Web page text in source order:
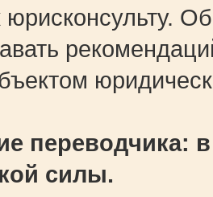
переводчика:
силы.